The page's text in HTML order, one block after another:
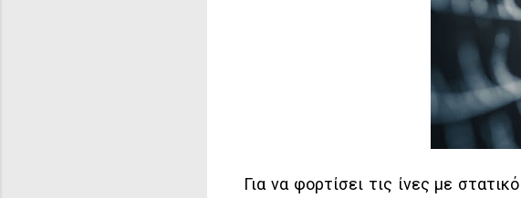
Για να φορτίσει τις ίνες με